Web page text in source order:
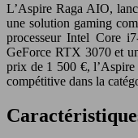
L’Aspire Raga AIO,
une solution gaming
processeur Intel Core
GeForce RTX 3070 et
prix de 1 500 €,
compétitive dans la